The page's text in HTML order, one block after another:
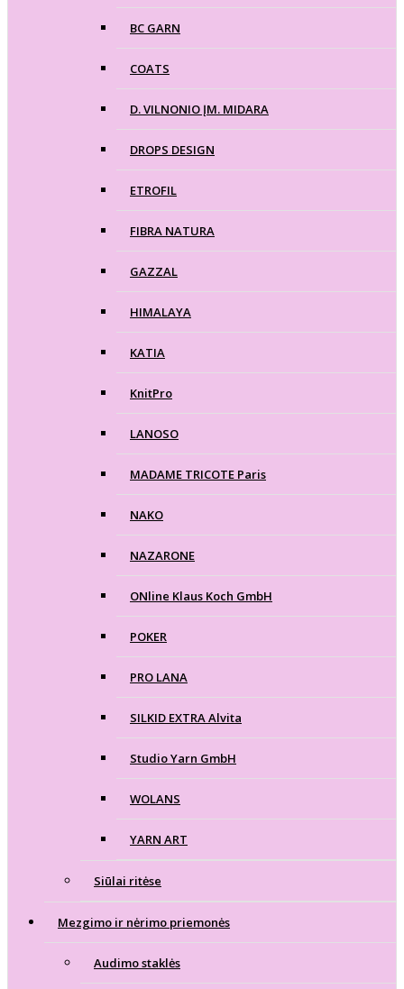
BC GARN
COATS
D. VILNONIO ĮM. MIDARA
DROPS DESIGN
ETROFIL
FIBRA NATURA
GAZZAL
HIMALAYA
KATIA
KnitPro
LANOSO
MADAME TRICOTE Paris
NAKO
NAZARONE
ONline Klaus Koch GmbH
POKER
PRO LANA
SILKID EXTRA Alvita
Studio Yarn GmbH
WOLANS
YARN ART
Siūlai ritėse
Mezgimo ir nėrimo priemonės
Audimo staklės